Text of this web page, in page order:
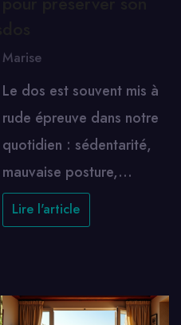
Marise
Le dos est souvent mis à
rude épreuve dans notre
quotidien : sédentarité,
mauvaise posture,…
Lire l'article